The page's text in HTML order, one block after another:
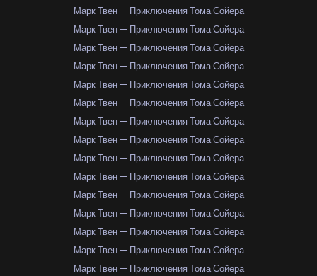
Марк Твен — Приключения Тома Сойера
Марк Твен — Приключения Тома Сойера
Марк Твен — Приключения Тома Сойера
Марк Твен — Приключения Тома Сойера
Марк Твен — Приключения Тома Сойера
Марк Твен — Приключения Тома Сойера
Марк Твен — Приключения Тома Сойера
Марк Твен — Приключения Тома Сойера
Марк Твен — Приключения Тома Сойера
Марк Твен — Приключения Тома Сойера
Марк Твен — Приключения Тома Сойера
Марк Твен — Приключения Тома Сойера
Марк Твен — Приключения Тома Сойера
Марк Твен — Приключения Тома Сойера
Марк Твен — Приключения Тома Сойера